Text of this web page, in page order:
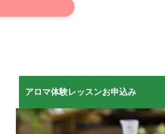
アロマ体験レッスンお申込み